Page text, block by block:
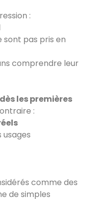
:
sont pas pris en
comprendre leur
les premières
:
comme des
de simples